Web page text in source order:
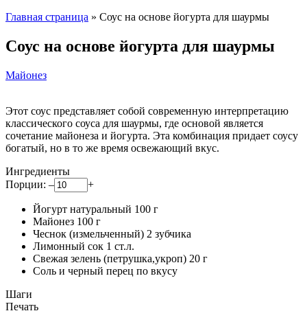
Главная страница » Соус на основе йогурта для шаурмы
Соус на основе йогурта для шаурмы
Майонез
Этот соус представляет собой современную интерпретацию
классического соуса для шаурмы, где основой является
сочетание майонеза и йогурта. Эта комбинация придает соусу
богатый, но в то же время освежающий вкус.
Ингредиенты
Порции: – +
Йогурт натуральный 100 г
Майонез 100 г
Чеснок (измельченный) 2 зубчика
Лимонный сок 1 ст.л.
Свежая зелень (петрушка,укроп) 20 г
Соль и черный перец по вкусу
Шаги
Печать